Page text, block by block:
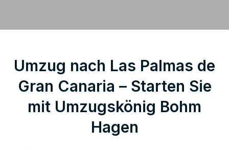
Umzug nach Las Palmas de
Gran Canaria – Starten Sie
mit Umzugskönig Bohm
Hagen